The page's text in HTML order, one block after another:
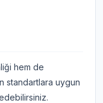
hem de
standartlara uygun